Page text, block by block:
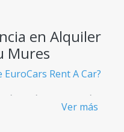
en Alquiler
Mures
Rent A Car?
y transparentes
Ver más